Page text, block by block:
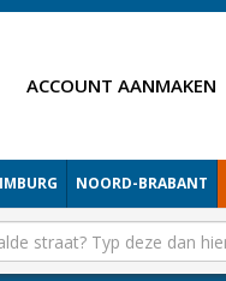
ACCOUNT AANMAKEN
NOORD-BRABANT